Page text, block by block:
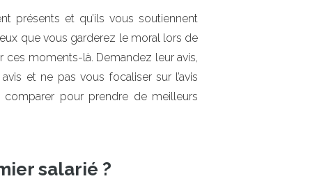
présents et qu’ils vous soutiennent
que vous garderez le moral lors de
moments-là. Demandez leur avis,
et ne pas vous focaliser sur l’avis
comparer pour prendre de meilleurs
salarié ?